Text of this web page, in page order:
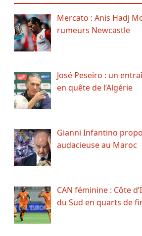
Mercato : Anis Hadj
rumeurs Newcastle
José Peseiro : un
en quête de l’Algérie
Gianni Infantino
audacieuse au Maroc
CAN féminine : Côte
du Sud en quarts de